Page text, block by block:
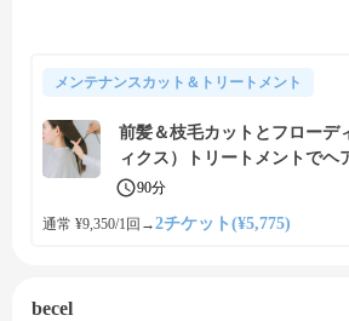
メンテナンスカット＆トリートメント
前髪＆枝毛カットとフローデ
ィクス）トリートメントでヘ
90分
通常 ¥9,350/1回 →2チケット(¥5,775)
becel